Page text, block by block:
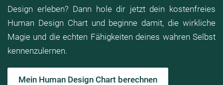
Design erleben? Dann hole dir jetzt dein kostenfreies
Human Design Chart und beginne damit, die wirkliche
Magie und die echten Fähigkeiten deines wahren Selbst
kennenzulernen.
Mein Human Design Chart berechnen